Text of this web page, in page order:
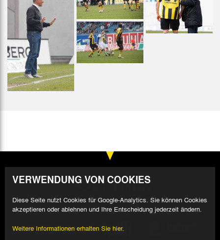
VERWENDUNG VON COOKIES
Diese Seite nutzt Cookies für Google-Analytics. Sie können Cookies
akzeptieren oder ablehnen und Ihre Entscheidung jederzeit ändern.
Weitere Informationen erhalten Sie hier.